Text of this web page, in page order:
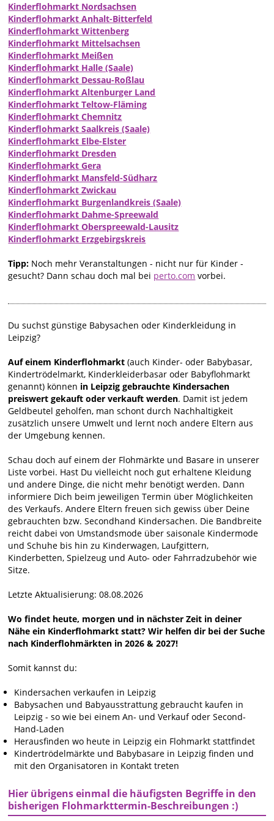
Kinderflohmarkt Nordsachsen
Kinderflohmarkt Anhalt-Bitterfeld
Kinderflohmarkt Wittenberg
Kinderflohmarkt Mittelsachsen
Kinderflohmarkt Meißen
Kinderflohmarkt Halle (Saale)
Kinderflohmarkt Dessau-Roßlau
Kinderflohmarkt Altenburger Land
Kinderflohmarkt Teltow-Fläming
Kinderflohmarkt Chemnitz
Kinderflohmarkt Saalkreis (Saale)
Kinderflohmarkt Elbe-Elster
Kinderflohmarkt Dresden
Kinderflohmarkt Gera
Kinderflohmarkt Mansfeld-Südharz
Kinderflohmarkt Zwickau
Kinderflohmarkt Burgenlandkreis (Saale)
Kinderflohmarkt Dahme-Spreewald
Kinderflohmarkt Oberspreewald-Lausitz
Kinderflohmarkt Erzgebirgskreis
Tipp: Noch mehr Veranstaltungen - nicht nur für Kinder -
gesucht? Dann schau doch mal bei perto.com vorbei.
Du suchst günstige Babysachen oder Kinderkleidung in
Leipzig?
Auf einem Kinderflohmarkt (auch Kinder- oder Babybasar,
Kindertrödelmarkt, Kinderkleiderbasar oder Babyflohmarkt
genannt) können in Leipzig gebrauchte Kindersachen
preiswert gekauft oder verkauft werden. Damit ist jedem
Geldbeutel geholfen, man schont durch Nachhaltigkeit
zusätzlich unsere Umwelt und lernt noch andere Eltern aus
der Umgebung kennen.
Schau doch auf einem der Flohmärkte und Basare in unserer
Liste vorbei. Hast Du vielleicht noch gut erhaltene Kleidung
und andere Dinge, die nicht mehr benötigt werden. Dann
informiere Dich beim jeweiligen Termin über Möglichkeiten
des Verkaufs. Andere Eltern freuen sich gewiss über Deine
gebrauchten bzw. Secondhand Kindersachen. Die Bandbreite
reicht dabei von Umstandsmode über saisonale Kindermode
und Schuhe bis hin zu Kinderwagen, Laufgittern,
Kinderbetten, Spielzeug und Auto- oder Fahrradzubehör wie
Sitze.
Letzte Aktualisierung: 08.08.2026
Wo findet heute, morgen und in nächster Zeit in deiner
Nähe ein Kinderflohmarkt statt? Wir helfen dir bei der Suche
nach Kinderflohmärkten in 2026 & 2027!
Somit kannst du:
Kindersachen verkaufen in Leipzig
Babysachen und Babyausstrattung gebraucht kaufen in
Leipzig - so wie bei einem An- und Verkauf oder Second-
Hand-Laden
Herausfinden wo heute in Leipzig ein Flohmarkt stattfindet
Kindertrödelmärkte und Babybasare in Leipzig finden und
mit den Organisatoren in Kontakt treten
Hier übrigens einmal die häufigsten Begriffe in den
bisherigen Flohmarkttermin-Beschreibungen :)